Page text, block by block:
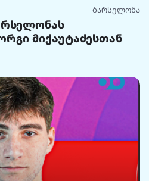
ბარსელონა
მიქაუტაძესთან